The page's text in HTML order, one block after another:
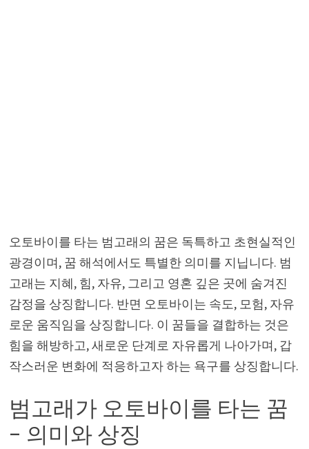
오토바이를 타는 범고래의 꿈은 독특하고 초현실적인
광경이며, 꿈 해석에서도 특별한 의미를 지닙니다. 범
고래는 지혜, 힘, 자유, 그리고 영혼 깊은 곳에 숨겨진
감정을 상징합니다. 반면 오토바이는 속도, 모험, 자유
로운 움직임을 상징합니다. 이 꿈들을 결합하는 것은
힘을 해방하고, 새로운 단계로 자유롭게 나아가며, 갑
작스러운 변화에 적응하고자 하는 욕구를 상징합니다.
범고래가 오토바이를 타는 꿈
– 의미와 상징